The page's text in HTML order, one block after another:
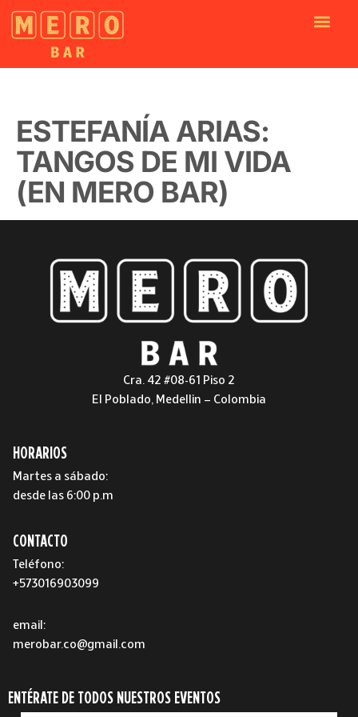
ESTEFANÍA ARIAS:
TANGOS DE MI VIDA
(EN MERO BAR)
Cra. 42 #08-61 Piso 2
El Poblado, Medellin – Colombia
HORARIOS
Martes a sábado:
desde las 6:00 p.m
CONTACTO
Teléfono:
+573016903099
email:
merobar.co@gmail.com
ENTÉRATE DE TODOS NUESTROS EVENTOS